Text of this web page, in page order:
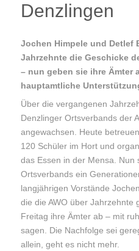
Denzlingen
Jochen Himpele und Detlef
Jahrzehnte die Geschicke
– nun geben sie ihre Ämter
hauptamtliche
Über die vergangenen
Denzlinger Ortsverbands der
angewachsen. Heute
120 Schüler im Hort und
das Essen in der Mensa. Nun
Ortsverbands ein
langjährigen Vorstände
die die AWO über Jahrzehnte
Freitag ihre Ämter ab – mit
sagen. Die Nachfolge sei
allein, geht es nicht mehr.